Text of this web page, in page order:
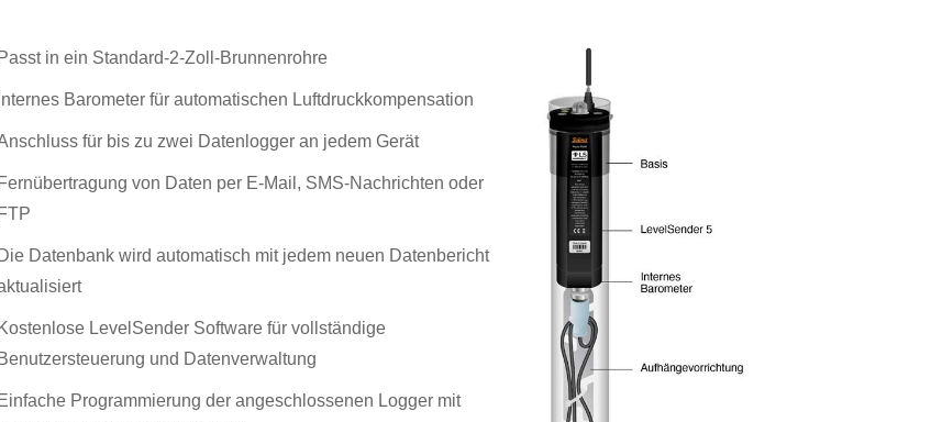
Passt in ein Standard-2-Zoll-Brunnenrohre
Internes Barometer für automatischen Luftdruckkompensation
für bis zu zwei Datenlogger an jedem Gerät
Fernübertragung von Daten per E-Mail, SMS-Nachrichten oder
FTP
Die Datenbank wird automatisch mit jedem neuen Datenbericht
Kostenlose LevelSender Software für vollständige
Benutzersteuerung und Datenverwaltung
Einfache Programmierung der angeschlossenen Logger mit